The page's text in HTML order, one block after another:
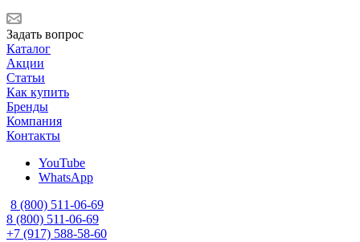
Задать вопрос
Каталог
Акции
Статьи
Как купить
Бренды
Компания
Контакты
YouTube
WhatsApp
8 (800) 511-06-69
8 (800) 511-06-69
+7 (917) 588-58-60